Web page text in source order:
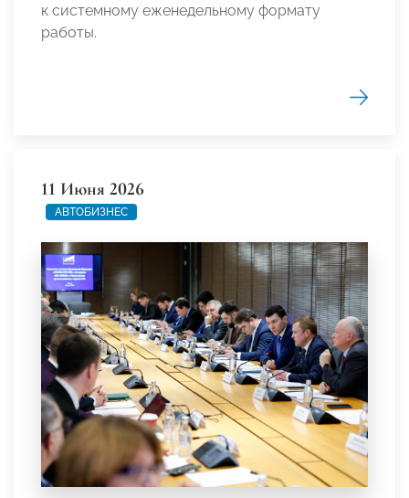
к системному еженедельному формату
работы.
11 Июня 2026
АВТОБИЗНЕС